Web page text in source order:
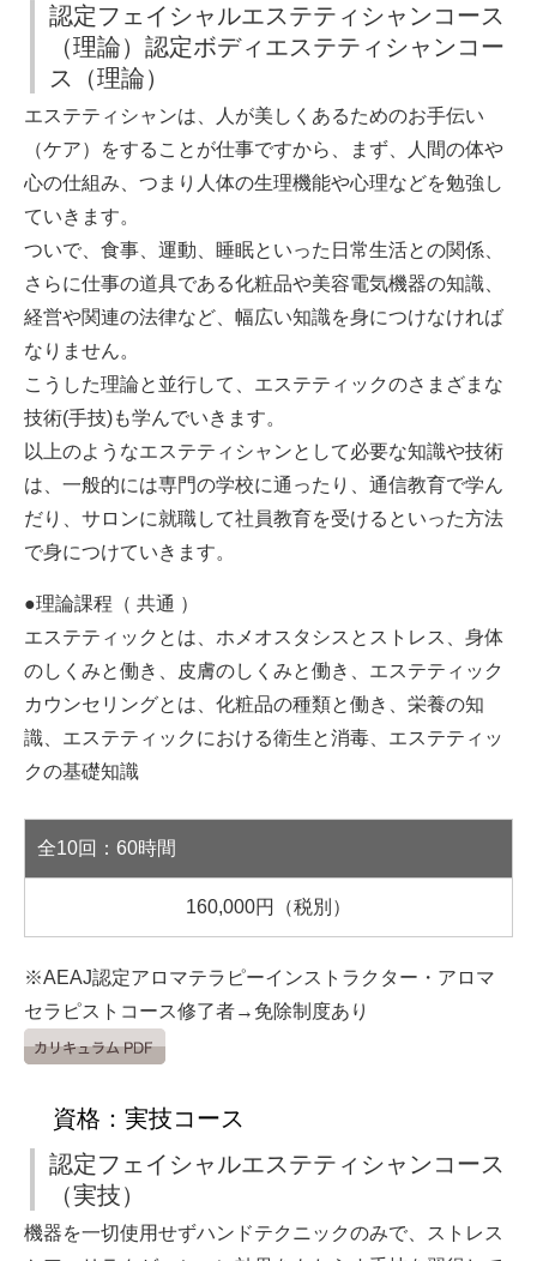
認定フェイシャルエステティシャンコース
（理論）認定ボディエステティシャンコー
ス（理論）
エステティシャンは、人が美しくあるためのお手伝い
（ケア）をすることが仕事ですから、まず、人間の体や
心の仕組み、つまり人体の生理機能や心理などを勉強し
ていきます。
ついで、食事、運動、睡眠といった日常生活との関係、
さらに仕事の道具である化粧品や美容電気機器の知識、
経営や関連の法律など、幅広い知識を身につけなければ
なりません。
こうした理論と並行して、エステティックのさまざまな
技術(手技)も学んでいきます。
以上のようなエステティシャンとして必要な知識や技術
は、一般的には専門の学校に通ったり、通信教育で学ん
だり、サロンに就職して社員教育を受けるといった方法
で身につけていきます。
●理論課程（ 共通 ）
エステティックとは、ホメオスタシスとストレス、身体
のしくみと働き、皮膚のしくみと働き、エステティック
カウンセリングとは、化粧品の種類と働き、栄養の知
識、エステティックにおける衛生と消毒、エステティッ
クの基礎知識
全10回：60時間
160,000円（税別）
※AEAJ認定アロマテラピーインストラクター・アロマ
セラピストコース修了者→免除制度あり
資格：実技コース
認定フェイシャルエステティシャンコース
（実技）
機器を一切使用せずハンドテクニックのみで、ストレス